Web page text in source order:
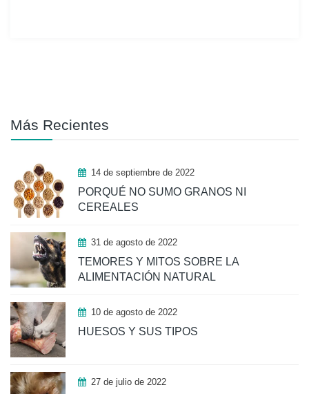
Más Recientes
14 de septiembre de 2022
PORQUÉ NO SUMO GRANOS NI
CEREALES
31 de agosto de 2022
TEMORES Y MITOS SOBRE LA
ALIMENTACIÓN NATURAL
10 de agosto de 2022
HUESOS Y SUS TIPOS
27 de julio de 2022